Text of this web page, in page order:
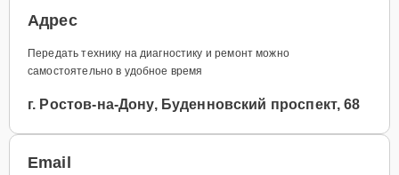
Адрес
Передать технику на диагностику и ремонт можно
самостоятельно в удобное время
г. Ростов-на-Дону, Буденновский проспект, 68
Email